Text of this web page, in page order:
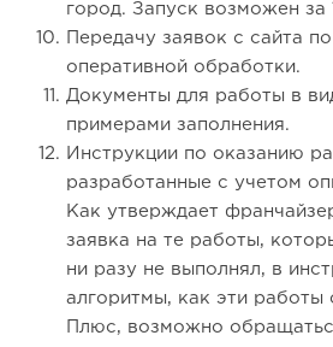
город. Запуск возможен за
Передачу заявок с сайта
оперативной обработки.
Документы для работы в
примерами заполнения.
Инструкции по оказанию
разработанные с учетом
Как утверждает
заявка на те работы,
ни разу не выполнял, в
алгоритмы, как эти работы
Плюс, возможно